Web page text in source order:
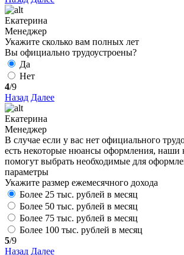
Екатерина
Менеджер
Укажите сколько вам полных лет
Вы официально трудоустроены?
Да
Нет
4/9
Назад Далее
Екатерина
Менеджер
В случае если у вас нет официального
есть некоторые нюансы оформления, наши
помогут выбрать необходимые для
параметры
Укажите размер ежемесячного дохода
Более 25 тыс. рублей в месяц
Более 50 тыс. рублей в месяц
Более 75 тыс. рублей в месяц
Более 100 тыс. рублей в месяц
5/9
Назад Далее